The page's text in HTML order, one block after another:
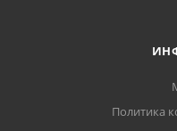
Политика